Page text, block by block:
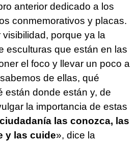
anterior dedicado a los
conmemorativos y placas.
porque ya la
esculturas que están en las
el foco y llevar un poco a
de ellas, qué
están donde están y, de
la importancia de estas
las conozca, las
y las cuide», dice la